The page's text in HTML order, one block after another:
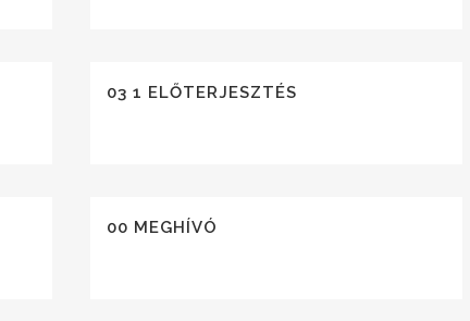
03 1 ELŐTERJESZTÉS
00 MEGHÍVÓ